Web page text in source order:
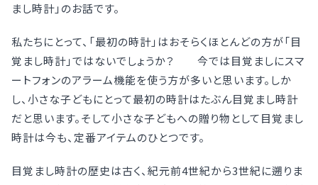
まし時計」のお話です。
私たちにとって、「最初の時計」はおそらくほとんどの方が「目
覚まし時計」ではないでしょうか？ 今では目覚ましにスマ
ートフォンのアラーム機能を使う方が多いと思います。しか
し、小さな子どもにとって最初の時計はたぶん目覚まし時計
だと思います。そして小さな子どもへの贈り物として目覚まし
時計は今も、定番アイテムのひとつです。
目覚まし時計の歴史は古く、紀元前4世紀から3世紀に遡りま